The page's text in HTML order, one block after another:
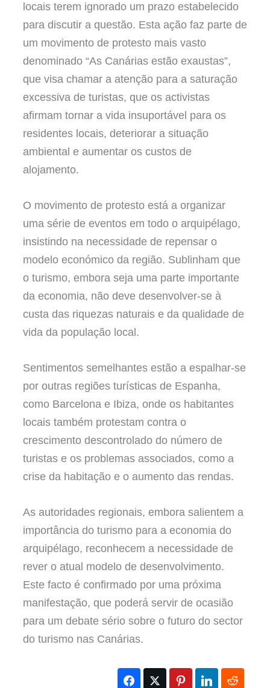
locais terem ignorado um prazo estabelecido
para discutir a questão. Esta ação faz parte de
um movimento de protesto mais vasto
denominado “As Canárias estão exaustas”,
que visa chamar a atenção para a saturação
excessiva de turistas, que os activistas
afirmam tornar a vida insuportável para os
residentes locais, deteriorar a situação
ambiental e aumentar os custos de
alojamento.
O movimento de protesto está a organizar
uma série de eventos em todo o arquipélago,
insistindo na necessidade de repensar o
modelo económico da região. Sublinham que
o turismo, embora seja uma parte importante
da economia, não deve desenvolver-se à
custa das riquezas naturais e da qualidade de
vida da população local.
Sentimentos semelhantes estão a espalhar-se
por outras regiões turísticas de Espanha,
como Barcelona e Ibiza, onde os habitantes
locais também protestam contra o
crescimento descontrolado do número de
turistas e os problemas associados, como a
crise da habitação e o aumento das rendas.
As autoridades regionais, embora salientem a
importância do turismo para a economia do
arquipélago, reconhecem a necessidade de
rever o atual modelo de desenvolvimento.
Este facto é confirmado por uma próxima
manifestação, que poderá servir de ocasião
para um debate sério sobre o futuro do sector
do turismo nas Canárias.